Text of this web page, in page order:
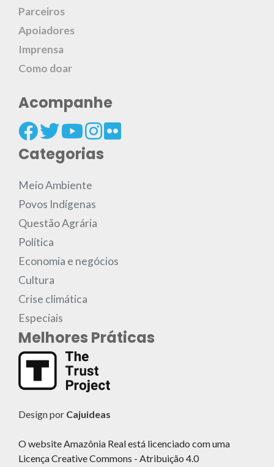
Parceiros
Apoiadores
Imprensa
Como doar
Acompanhe
Categorias
Meio Ambiente
Povos Indígenas
Questão Agrária
Política
Economia e negócios
Cultura
Crise climática
Especiais
Melhores Práticas
Design por Cajuideas
O website Amazônia Real está licenciado com uma
Licença Creative Commons - Atribuição 4.0